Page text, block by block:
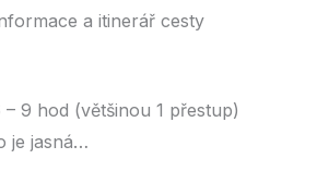
a itinerář cesty
9 hod (většinou 1 přestup)
je jasná…